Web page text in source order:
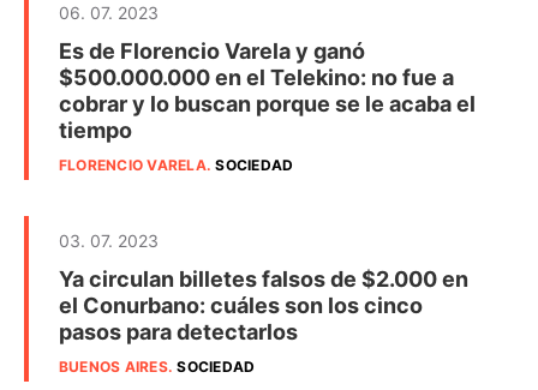
06. 07. 2023
Es de Florencio Varela y ganó
$500.000.000 en el Telekino: no fue a
cobrar y lo buscan porque se le acaba el
tiempo
FLORENCIO VARELA.SOCIEDAD
03. 07. 2023
Ya circulan billetes falsos de $2.000 en
el Conurbano: cuáles son los cinco
pasos para detectarlos
BUENOS AIRES.SOCIEDAD